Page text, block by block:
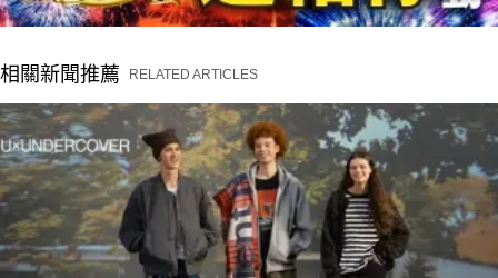
相關新聞推薦 RELATED ARTICLES